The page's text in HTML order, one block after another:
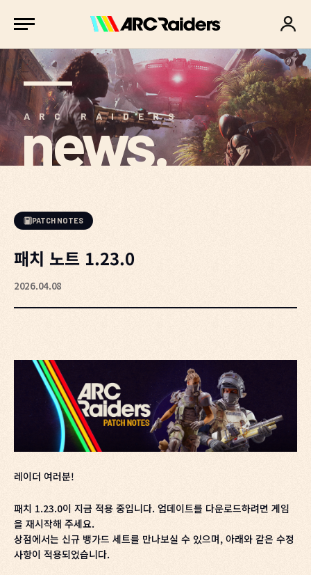
ARC RAIDERS
news.
PATCH NOTES
패치 노트 1.23.0
2026.04.08
레이더 여러분!
패치 1.23.0이 지금 적용 중입니다. 업데이트를 다운로드하려면 게임
을 재시작해 주세요.
상점에서는 신규 뱅가드 세트를 만나보실 수 있으며, 아래와 같은 수정
사항이 적용되었습니다.